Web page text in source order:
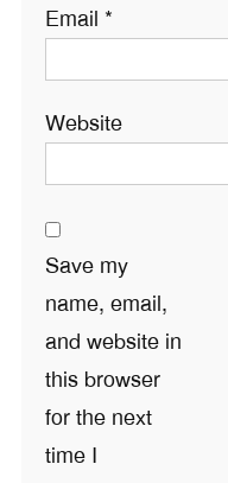
Email *
Website
Save my
name, email,
and website in
this browser
for the next
time I